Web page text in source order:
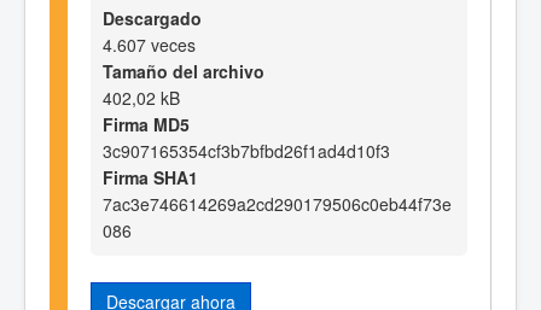
Descargado
4.607 veces
Tamaño del archivo
402,02 kB
Firma MD5
3c907165354cf3b7bfbd26f1ad4d10f3
Firma SHA1
7ac3e746614269a2cd290179506c0eb44f73e
086
Descargar ahora